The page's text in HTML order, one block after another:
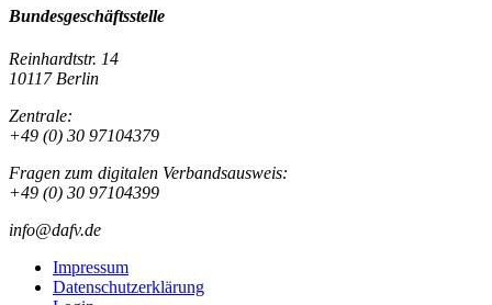
Bundesgeschäftsstelle
Reinhardtstr. 14
10117 Berlin
Zentrale:
+49 (0) 30 97104379
Fragen zum digitalen Verbandsausweis:
+49 (0) 30 97104399
info@dafv.de
Impressum
Datenschutzerklärung